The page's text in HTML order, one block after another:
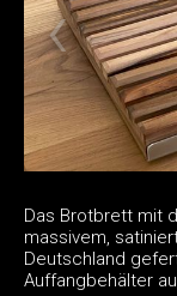
Das Brotbrett mit
massivem,
Deutschland
Auffangbehälter